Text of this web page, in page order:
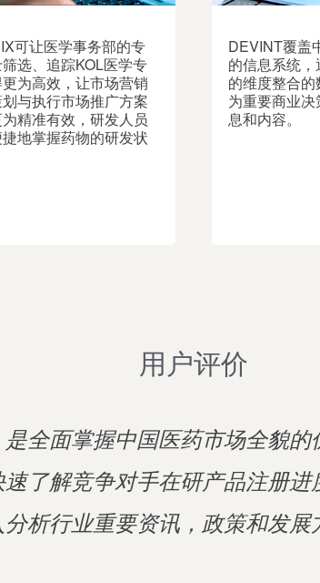
可让医学事务部的专
选、追踪KOL医学专
为高效，让市场营销
与执行市场推广方案
精准有效，研发人员
地掌握药物的研发状
DEVINT覆盖
的信息系统
的维度整合
为重要商业
息和内容。
用户评价
是全面掌握中国医药市场全貌的
了解竞争对手在研产品注册进
析行业重要资讯，政策和发展